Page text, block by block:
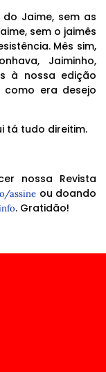
Jaime, sem as
sem o jaimês
Mês sim,
Jaiminho,
à nossa edição
como era desejo
tá tudo direitim.
nossa Revista
assine ou doando
. Gratidão!